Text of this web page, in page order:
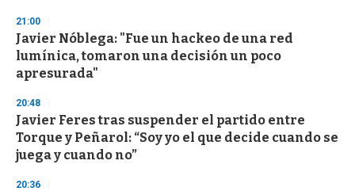
21:00
Javier Nóblega: "Fue un hackeo de una red
lumínica, tomaron una decisión un poco
apresurada"
20:48
Javier Feres tras suspender el partido entre
Torque y Peñarol: “Soy yo el que decide cuando se
juega y cuando no”
20:36